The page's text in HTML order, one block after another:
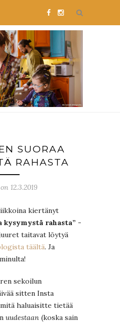
SUORAA
RAHASTA
12.3.2019
kiertänyt
kysymystä rahasta” -
taitavat löytyä
täältä. Ja
sekoilun
sitten Insta
haluaisitte tietää
uudestaan (koska sain